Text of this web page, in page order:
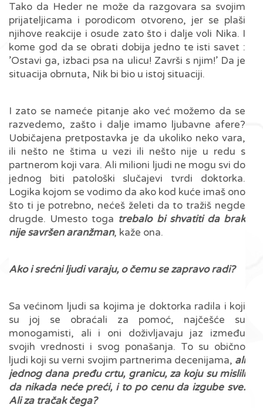
Tako da Heder ne može da razgovara sa svojim
prijateljicama i porodicom otvoreno, jer se plaši
njihove reakcije i osude zato što i dalje voli Nika. I
kome god da se obrati dobija jedno te isti savet :
’Ostavi ga, izbaci psa na ulicu! Završi s njim!’ Da je
situacija obrnuta, Nik bi bio u istoj situaciji.
I zato se nameće pitanje ako već možemo da se
razvedemo, zašto i dalje imamo ljubavne afere?
Uobičajena pretpostavka je da ukoliko neko vara,
ili nešto ne štima u vezi ili nešto nije u redu s
partnerom koji vara. Ali milioni ljudi ne mogu svi do
jednog biti patološki slučajevi tvrdi doktorka.
Logika kojom se vodimo da ako kod kuće imaš ono
što ti je potrebno, nećeš želeti da to tražiš negde
drugde. Umesto toga trebalo bi shvatiti da brak
nije savršen aranžman, kaže ona.
Ako i srećni ljudi varaju, o čemu se zapravo radi?
Sa većinom ljudi sa kojima je doktorka radila i koji
su joj se obraćali za pomoć, najčešće su
monogamisti, ali i oni doživljavaju jaz između
svojih vrednosti i svog ponašanja. To su obično
ljudi koji su verni svojim partnerima decenijama, ali
jednog dana pređu crtu, granicu, za koju su mislili
da nikada neće preći, i to po cenu da izgube sve.
Ali za tračak čega?